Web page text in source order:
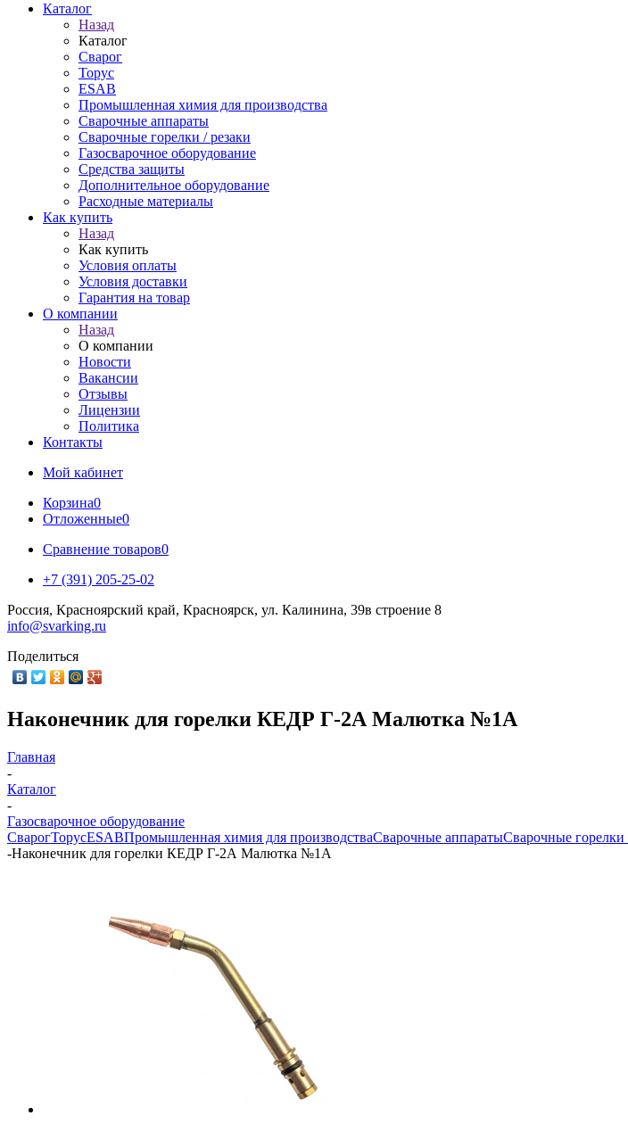
Каталог
Назад
Каталог
Сварог
Торус
ESAB
Промышленная химия для производства
Сварочные аппараты
Сварочные горелки / резаки
Газосварочное оборудование
Средства защиты
Дополнительное оборудование
Расходные материалы
Как купить
Назад
Как купить
Условия оплаты
Условия доставки
Гарантия на товар
О компании
Назад
О компании
Новости
Вакансии
Отзывы
Лицензии
Политика
Контакты
Мой кабинет
Корзина0
Отложенные0
Сравнение товаров0
+7 (391) 205-25-02
Россия, Красноярский край, Красноярск, ул. Калинина, 39в строение 8
info@svarking.ru
Поделиться
Наконечник для горелки КЕДР Г-2А Малютка №1А
Главная
-
Каталог
-
Газосварочное оборудование
СварогТорусESABПромышленная химия для производстваСварочные аппаратыСварочные горелки
-Наконечник для горелки КЕДР Г-2А Малютка №1А